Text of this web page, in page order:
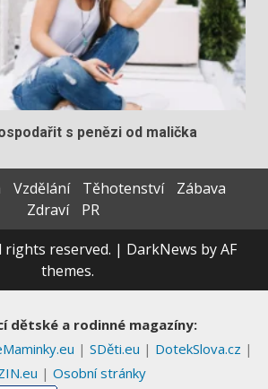
s penězi od malička
Vzdělání Těhotenství
Zábava
Zdraví
PR
reserved. | DarkNews by AF
themes.
dětské a rodinné magazíny:
| SDěti.eu | DotekSlova.cz |
| Osobní stránky